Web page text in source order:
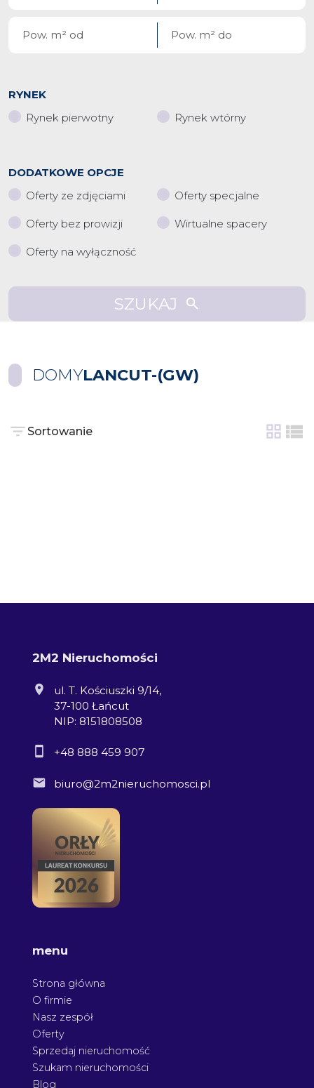
RYNEK
Rynek pierwotny
Rynek wtórny
DODATKOWE OPCJE
Oferty ze zdjęciami
Oferty specjalne
Oferty bez prowizji Wirtualne spacery
Oferty na wyłączność
SZUKAJ
DOMYLANCUT-(GW)
Sortowanie
tabela
2M2 Nieruchomości
ul. T. Kościuszki 9/14,
37-100 Łańcut
NIP: 8151808508
+48 888 459 907
biuro@2m2nieruchomosci.pl
menu
Strona główna
O firmie
Nasz zespół
Oferty
Sprzedaj nieruchomość
Szukam nieruchomości
Blog